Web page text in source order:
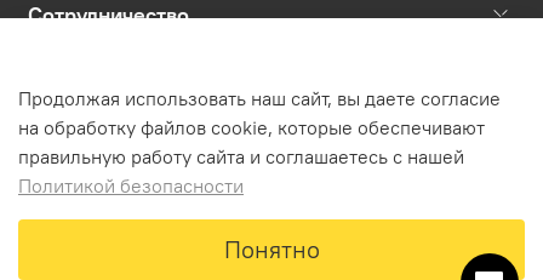
Предзаказ
Сотрудничество
Продолжая использовать наш сайт, вы даете согласие
на обработку файлов cookie, которые обеспечивают
правильную работу сайта и соглашаетесь с нашей
Политикой безопасности
Понятно